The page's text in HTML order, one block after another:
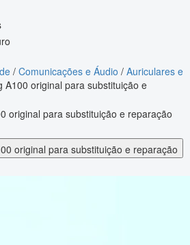
/ Comunicações e Áudio / Auriculares e
A100 original para substituição e